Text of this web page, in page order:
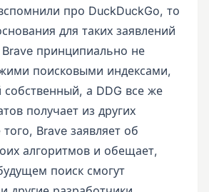
про DuckDuckGo, то
для таких заявлений
принципиально не
поисковыми индексами,
собственный, а DDG все же
получает из других
Brave заявляет об
алгоритмов и обещает,
поиск смогут